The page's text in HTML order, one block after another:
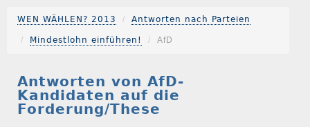
WEN WÄHLEN? 2013 Antworten nach Parteien
Mindestlohn einführen! AfD
Antworten von AfD-
Kandidaten auf die
Forderung/These